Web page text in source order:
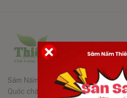
Sâm Nấm Thiên Ân phân phối các
Quốc chất lượng tốt nhất đến tay